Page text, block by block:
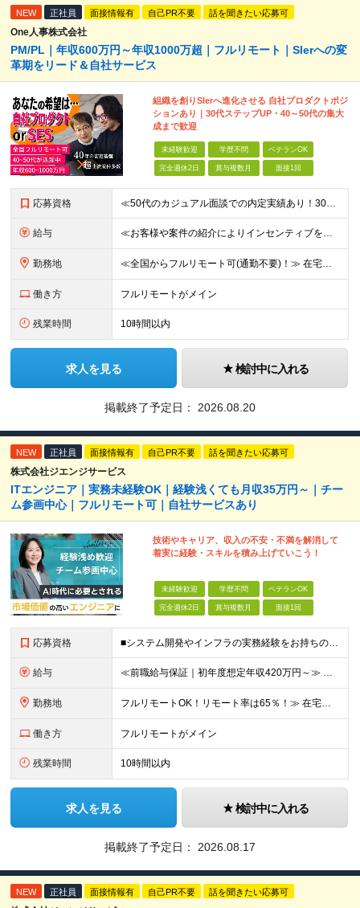
NEW 正社員 面接情報有 自己PR不要 話を聞きたい応募可
One人事株式会社
PM/PL｜年収600万円～年収1000万超｜フルリモート｜SIerへの変
革期をリード＆自社サービス
組織を創りSIerへ進化させる 自社プロダクトポジ
ションあり｜30代ステップUP・40～50代の集大
成まで歓迎
未経験歓迎 学歴不問 ベテランOK
完全週休2日 賞与複数月 面接1回
応募資格 ≪50代のカジュアル面談での内定実績あり！30代〜50代活躍中≫ ■学歴不問 ■国籍不問 ■PMやPL、チームリーダー、サブリーダーなどマネジメントの経験をお持ちの方 ★「マネジメント未経験だけど今後
給与 ≪お客様や案件の紹介によりインセンティブを支給！≫ 月給40万円以上＋賞与年2回＋インセンティブ ◎経験やスキルを考慮の上、優遇します ◎上記月給は固定残業代月45時間分(月額9万1040円以上)
勤務地 ≪全国からフルリモート可(通勤不要)！≫ 在宅勤務、または首都圏を中心とするお客様先 ★転勤はありません ■本社 東京都品川区南大井6-26-2 大森ベルポートB館8F
働き方 フルリモートがメイン
残業時間 10時間以内
求人を見る 検討中に入れる
掲載終了予定日： 2026.08.20
NEW 正社員 面接情報有 自己PR不要 話を聞きたい応募可
株式会社ジエンジサービス
ITエンジニア｜実務未経験OK｜経験浅くても月収35万円～｜チー
ム参画中心｜フルリモート可｜自社サービスあり
技術やキャリア、収入の不安・不満を解消して
着実に経験・スキルを積み上げていこう！
未経験歓迎 学歴不問 ベテランOK
完全週休2日 賞与複数月 面接1回
応募資格 ■システム開発やインフラの実務経験をお持ちの方（言語・工程・年数不問） ■学歴不問 ┗システムサポートや運用保守・テスターなど幅広い経験の方も歓迎します！ ┗独学や実務未経験者といった方からの応募も歓
給与 ≪前職給与保証｜初年度想定年収420万円～≫ 月給35万円以上＋決算賞与＋交通費 ※スキル・経験を考慮の上、優遇します ※上記月給には固定残業代月20時間分(4万5000円以上)を含みます。超過し
勤務地 フルリモートOK！リモート率は65％！≫ 在宅勤務または東京・神奈川・埼玉・千葉のお客様先での勤務 ■本社 東京都港区芝2-22-15 STKビル 1F (変更の範囲)上記を除く当社関連勤務地
働き方 フルリモートがメイン
残業時間 10時間以内
求人を見る 検討中に入れる
掲載終了予定日： 2026.08.17
NEW 正社員 面接情報有 自己PR不要 話を聞きたい応募可